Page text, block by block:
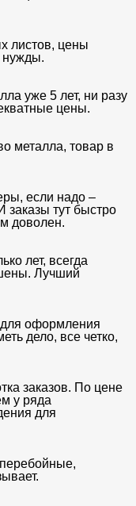
листов, цены
нужды.
уже 5 лет, ни разу
цены.
металла, товар в
если надо –
заказы тут быстро
доволен.
лет, всегда
Лучший
для оформления
дело, все четко,
заказов. По цене
у ряда
для